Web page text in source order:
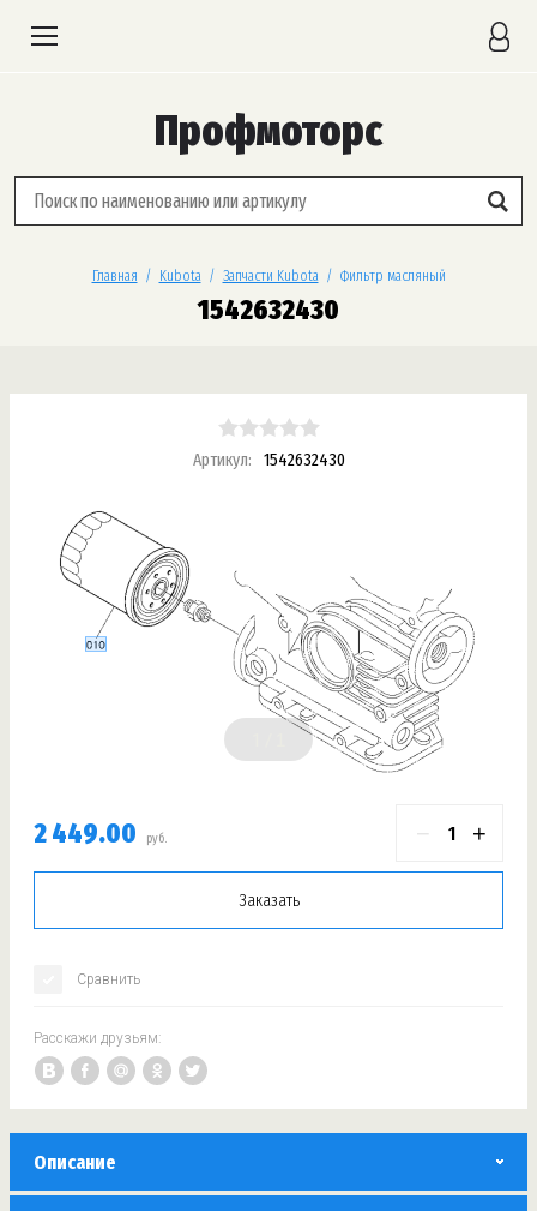
Профмоторс
Главная
  /
Kubota
  /
Запчасти Kubota
  /  Фильтр масляный
1542632430
Артикул: 1542632430
2 449.00 руб. − +
Заказать
Сравнить
Расскажи друзьям:
Описание